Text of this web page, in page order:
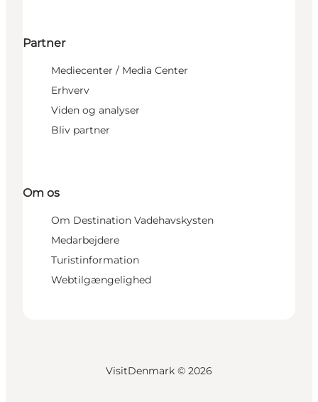
Partner
Mediecenter / Media Center
Erhverv
Viden og analyser
Bliv partner
Om os
Om Destination Vadehavskysten
Medarbejdere
Turistinformation
Webtilgængelighed
VisitDenmark © 2026